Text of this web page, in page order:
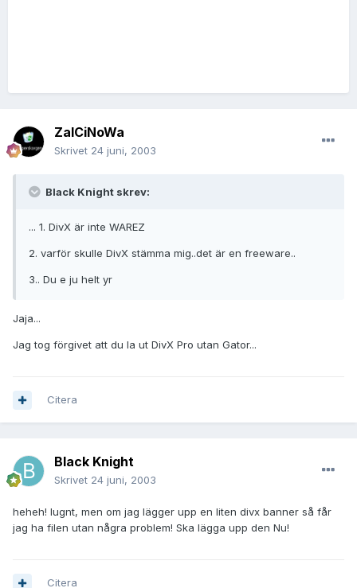
ZalCiNoWa
Skrivet 24 juni, 2003
Black Knight skrev:
... 1. DivX är inte WAREZ
2. varför skulle DivX stämma mig..det är en freeware..
3.. Du e ju helt yr
Jaja...
Jag tog förgivet att du la ut DivX Pro utan Gator...
Citera
Black Knight
Skrivet 24 juni, 2003
heheh! lugnt, men om jag lägger upp en liten divx banner så får
jag ha filen utan några problem! Ska lägga upp den Nu!
Citera